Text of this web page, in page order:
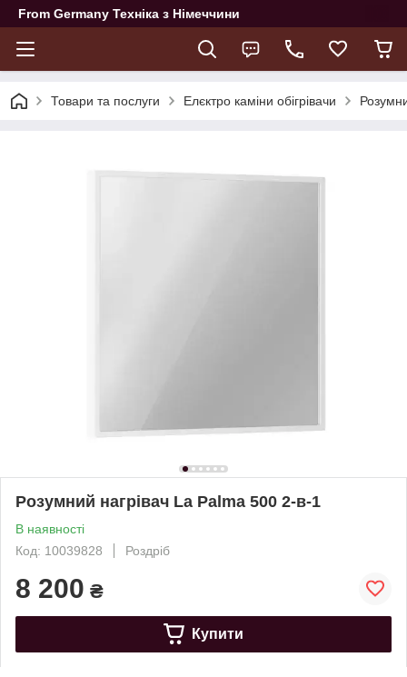
From Germany Техніка з Німеччини
Товари та послуги Елєктро каміни обігрівачи
Розумний нагрівач La Palma 500 2-в-1
В наявності
Код: 10039828
Роздріб
8 200 ₴
Купити